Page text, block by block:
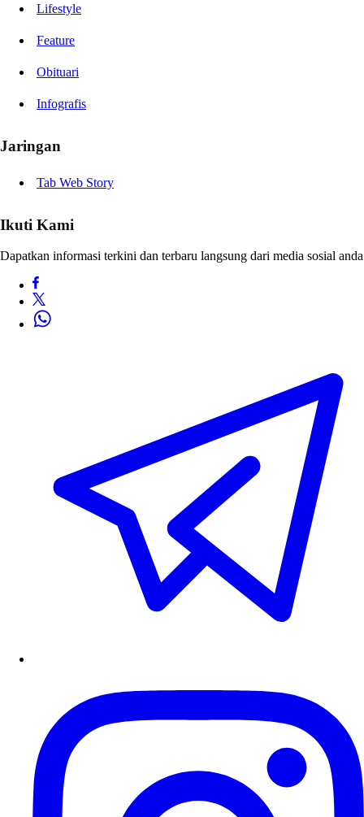
Lifestyle
Feature
Obituari
Infografis
Jaringan
Tab Web Story
Ikuti Kami
Dapatkan informasi terkini dan terbaru langsung dari media sosial anda